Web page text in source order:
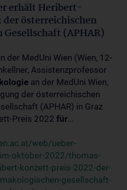
erhält Heribert-
österreichischen
(APHAR)
der MedUni Wien (Wien, 12-
Assistenzprofessor
an der MedUni Wien,
der österreichischen
(APHAR) in Graz
Preis 2022 für...
web/ueber-
oktober-2022/thomas-
konzett-preis-2022-der-
gesellschaft-